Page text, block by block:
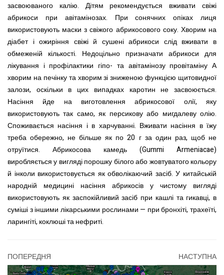
засвоюваного калію. Дітям рекомендується вживати свіжі
абрикоси при авітамінозах. При сонячних опіках лиця
використовують маски з свіжого абрикосового соку. Хворим на
діабет і ожиріння свіжі й сушені абрикоси слід вживати в
обмеженій кількості. Недоцільно призначати абрикоси для
лікування і профілактики гіпо- та авітамінозу провітаміну А
хворим на печінку та хворим зі зниженою функцією щитовидної
залози, оскільки в цих випадках каротин не засвоюється.
Насіння йде на виготовлення абрикосової олії, яку
використовують так само, як персикову або мигдалеву олію.
Споживається насіння і в харчуванні. Вживати насіння в їжу
треба обережно, не більше як по 20 г за один раз, щоб не
отруїтися. Абрикосова камедь (Gummi Armeniacae)
виробляється у вигляді порошку білого або жовтуватого кольору
й інколи використовується як обволікаючий засіб. У китайській
народній медицині насіння абрикосів у чистому вигляді
використовують як заспокійливий засіб при кашлі та гикавці, в
суміші з іншими лікарськими рослинами — при бронхіті, трахеїті,
ларингіті, коклюші та нефриті.
ПОПЕРЕДНЯ НАСТУПНА